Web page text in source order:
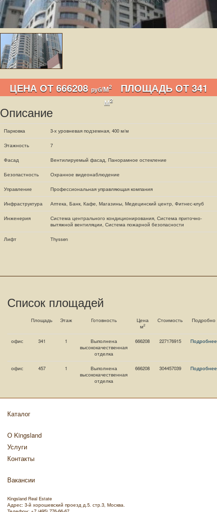
ЦЕНА ОТ 666208 руб/М2ПЛОЩАДЬ ОТ 341
М2
Описание
Парковка 3-х уровневая подземная, 400 м/м
Этажность 7
Фасад Вентилируемый фасад, Панорамное остекление
Безопастность Охранное видеонаблюдение
Управление Профессиональная управляющая компания
Инфраструктура Аптека, Банк, Кафе, Магазины, Медецинский центр, Фитнес-клуб
Инженерия
Система центрального кондиционирования, Система приточно-
вытяжной вентиляции, Система пожарной безопасности
Лифт Thyssen
Список площадей
Площадь Этаж Готовность
Цена
м2
Стоимость Подробно
офис 341 1
Выполнена
высококачественная
отделка
666208 227176915 Подробнее
офис 457 1
Выполнена
высококачественная
отделка
666208 304457039 Подробнее
Каталог
О Kingsland
Услуги
Контакты
Вакансии
Kingsland Real Estate
Адрес: 3-й хорошевский проезд д.5. стр.3 Москва